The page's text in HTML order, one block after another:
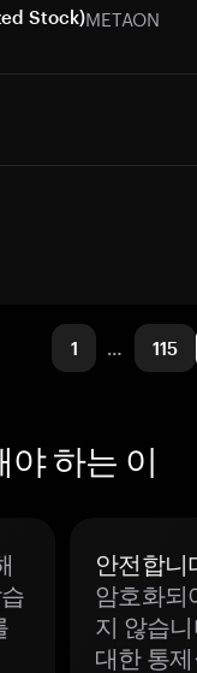
Stock)METAON
1 … 115
하는 이
안전합니
암호화되
지 않습
대한 통